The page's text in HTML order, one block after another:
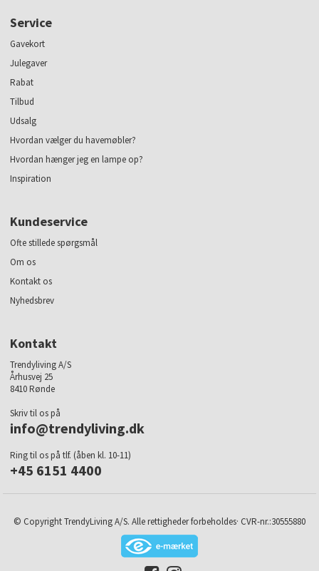
Service
Gavekort
Julegaver
Rabat
Tilbud
Udsalg
Hvordan vælger du havemøbler?
Hvordan hænger jeg en lampe op?
Inspiration
Kundeservice
Ofte stillede spørgsmål
Om os
Kontakt os
Nyhedsbrev
Kontakt
Trendyliving A/S
Århusvej 25
8410 Rønde
Skriv til os på
info@trendyliving.dk
Ring til os på tlf. (åben kl. 10-11)
+45 6151 4400
© Copyright TrendyLiving A/S. Alle rettigheder forbeholdes· CVR-nr.:30555880